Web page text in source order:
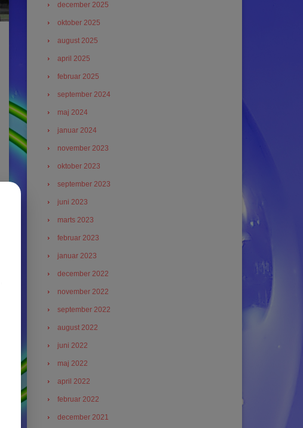
december 2025
oktober 2025
august 2025
april 2025
februar 2025
september 2024
maj 2024
januar 2024
november 2023
oktober 2023
september 2023
juni 2023
marts 2023
februar 2023
januar 2023
december 2022
november 2022
september 2022
august 2022
juni 2022
maj 2022
april 2022
februar 2022
december 2021